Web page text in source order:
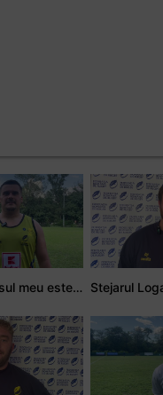
Adrian Țală: Visul meu este să debutez pentru România